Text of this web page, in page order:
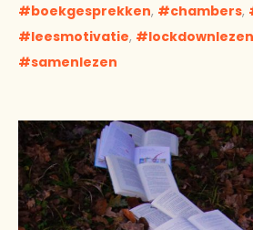
boekgesprekken, chambers,
leesmotivatie,
samenlezen